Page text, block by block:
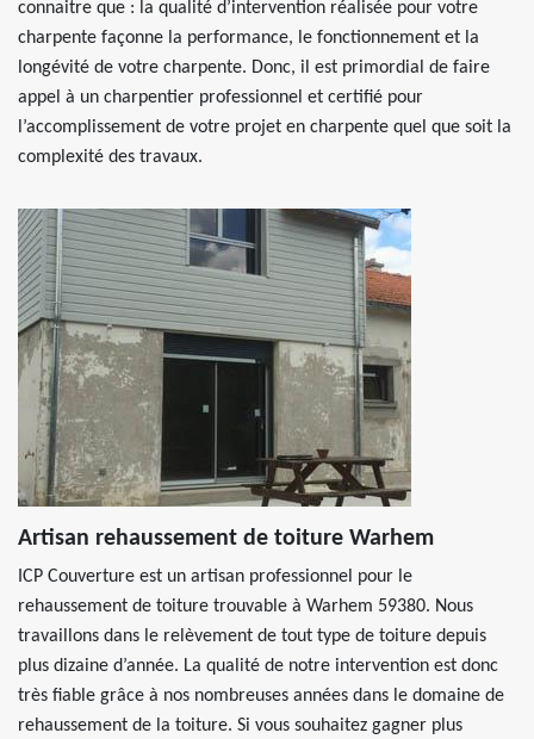
connaitre que : la qualité d’intervention réalisée pour votre
charpente façonne la performance, le fonctionnement et la
longévité de votre charpente. Donc, il est primordial de faire
appel à un charpentier professionnel et certifié pour
l’accomplissement de votre projet en charpente quel que soit la
complexité des travaux.
Artisan rehaussement de toiture Warhem
ICP Couverture est un artisan professionnel pour le
rehaussement de toiture trouvable à Warhem 59380. Nous
travaillons dans le relèvement de tout type de toiture depuis
plus dizaine d’année. La qualité de notre intervention est donc
très fiable grâce à nos nombreuses années dans le domaine de
rehaussement de la toiture. Si vous souhaitez gagner plus